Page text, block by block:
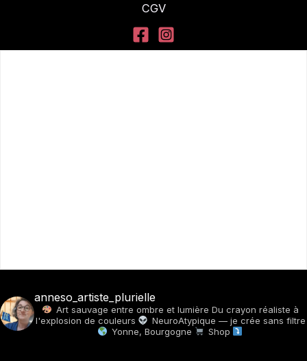
CGV
anneso_artiste_plurielle
Art sauvage entre ombre et lumière Du crayon réaliste à
l'explosion de couleurs
NeuroAtypique — je crée sans filtre
Yonne, Bourgogne
Shop